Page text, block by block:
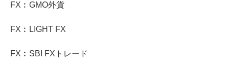
FX︰GMO外貨
FX︰LIGHT FX
FX︰SBI FXトレード